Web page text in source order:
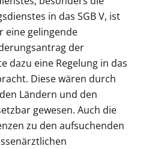
in das SGB V, ist
eine gelingende
der
dazu eine Regelung in das
Diese wären durch
Ländern und den
gewesen. Auch die
zu den aufsuchenden